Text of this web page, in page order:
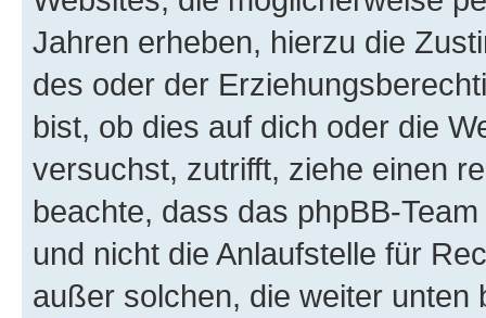
Jahren erheben, hierzu die
des oder der
bist, ob dies auf dich oder die
versuchst, zutrifft, ziehe einen
beachte, dass das phpBB-
und nicht die Anlaufstelle für
außer solchen, die weiter unten